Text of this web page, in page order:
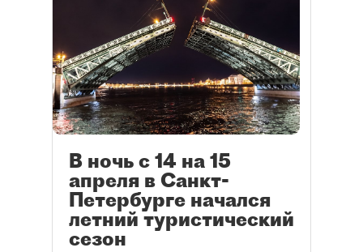
В ночь с 14 на 15
апреля в Санкт-
Петербурге начался
летний туристический
сезон